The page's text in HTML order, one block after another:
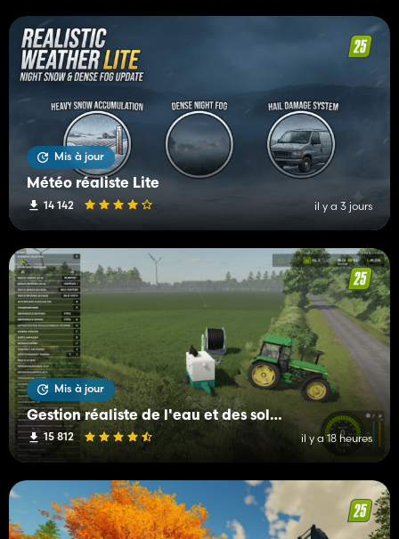
Mis à jour
Météo réaliste Lite
14 142 il y a 3 jours
Mis à jour
Gestion réaliste de l'eau et des sols (RWSM)
15 812 il y a 18 heures